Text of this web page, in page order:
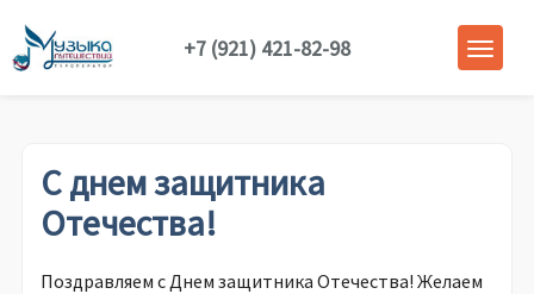
+7 (921) 421-82-98
С днем защитника
Отечества!
Поздравляем с Днем защитника Отечества! Желаем